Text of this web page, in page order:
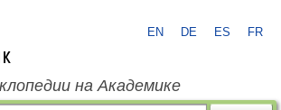
EN DE ES FR
на Академике